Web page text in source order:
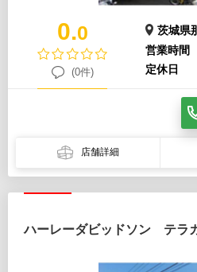
0.0
(0件)
茨城県
営業時間
定休日
店舗詳細
ハーレーダビッドソン テラ